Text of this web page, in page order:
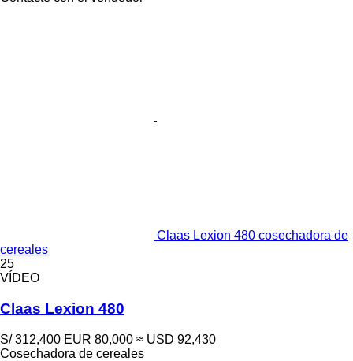
Claas Lexion 480 cosechadora de
cereales
25
VÍDEO
Claas Lexion 480
S/ 312,400 EUR 80,000 ≈ USD 92,430
Cosechadora de cereales